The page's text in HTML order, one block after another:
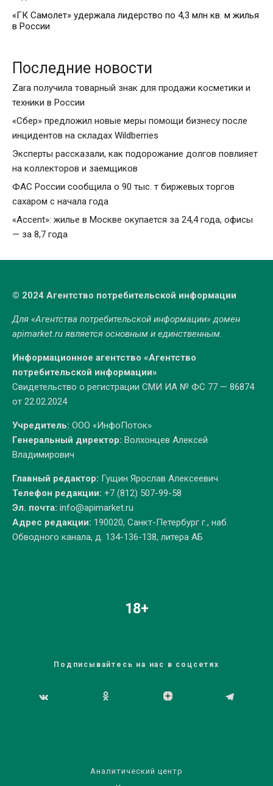
«ГК Самолет» удержала лидерство по 4,3 млн кв. м жилья
в России
Последние новости
Zara получила товарный знак для продажи косметики и
техники в России
«Сбер» предложил новые меры помощи бизнесу после
инцидентов на складах Wildberries
Эксперты рассказали, как подорожание долгов повлияет
на коллекторов и заемщиков
ФАС России сообщила о 90 тыс. т биржевых торгов
сахаром с начала года
«Accent»: жилье в Москве окупается за 24,4 года, офисы
— за 8,7 года
© 2024 Агентство потребительской информации
Для «Агентства потребительской информации» домен
apimarket.ruявляется основным и единственным.
Информационное агентство «Агентство
потребительской информации»
Свидетельство о регистрации СМИ ИА № ФС 77 — 86874
от 22.02.2024
Учредитель: ООО «ИнфоПоток»
Генеральный директор: Волхонцев Алексей
Владимирович
Главный редактор: Гущин Ярослав Алексеевич
Телефон редакции: +7 (812) 507-99-58
Эл. почта: info@apimarket.ru
Адрес редакции: 190020, Санкт-Петербург г., наб.
Обводного канала, д. 134-136-138, литера АБ
18+
Подписывайтесь на нас в соцсетях
Аналитический центр